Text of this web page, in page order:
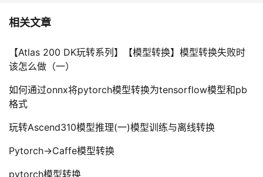
相关文章
【Atlas 200 DK玩转系列】【模型转换】模型转换失败时
该怎么做（一）
如何通过onnx将pytorch模型转换为tensorflow模型和pb
格式
玩转Ascend310模型推理(一)模型训练与离线转换
Pytorch->Caffe模型转换
pytorch模型转换